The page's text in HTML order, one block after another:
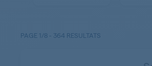
PAGE 1/8 - 364 RESULTATS